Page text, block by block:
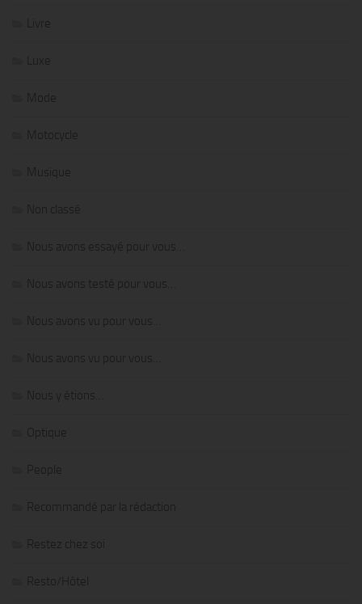
Livre
Luxe
Mode
Motocycle
Musique
Non classé
Nous avons essayé pour vous…
Nous avons testé pour vous…
Nous avons vu pour vous…
Nous avons vu pour vous…
Nous y étions…
Optique
People
Recommandé par la rédaction
Restez chez soi
Resto/Hôtel